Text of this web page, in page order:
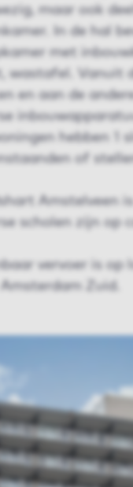
maar ook
In de hal
met
wastafel. Vanuit
en aan de
hebben 1
of
Amstelveen
scholen zijn op
vervoer is
Zuid.